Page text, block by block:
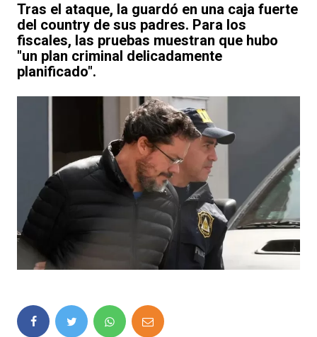
Tras el ataque, la guardó en una caja fuerte
del country de sus padres. Para los
fiscales, las pruebas muestran que hubo
"un plan criminal delicadamente
planificado".